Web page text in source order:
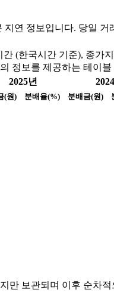
지연 정보입니다. 당일
(한국시간 기준), 종가
정보를 제공하는 테이블
2025년
(원) 분배율(%) 분배금(원)
만 보관되며 이후 순차